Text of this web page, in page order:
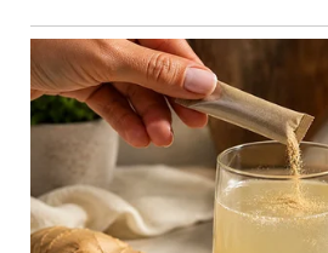
de
post